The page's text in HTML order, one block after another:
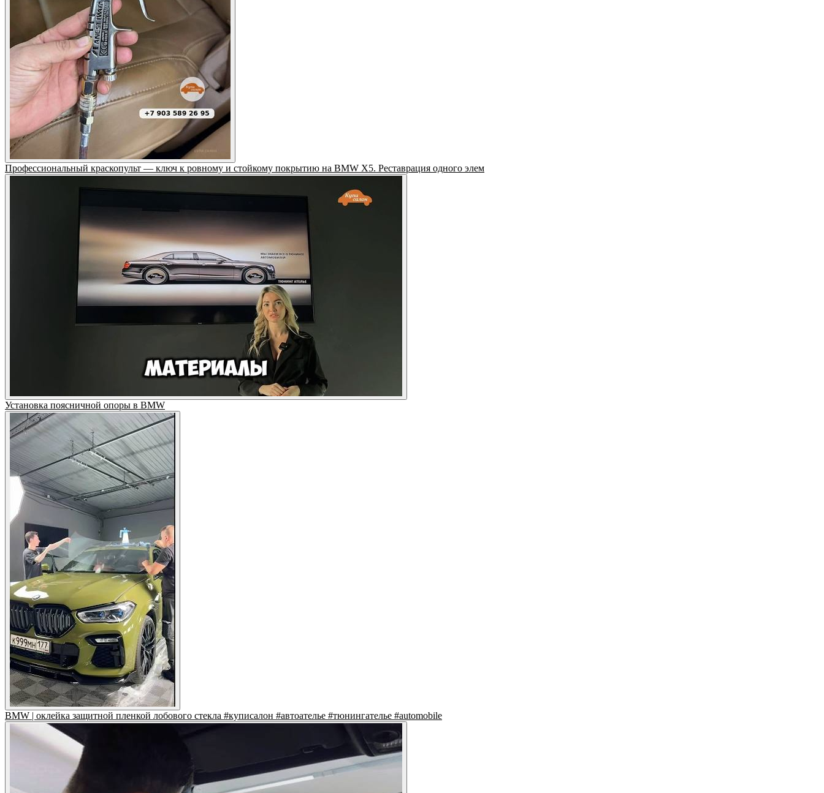
Профессиональный краскопульт — ключ к ровному и стойкому покрытию на BMW X5. Реставрация одного элем
Установка поясничной опоры в BMW
BMW | оклейка защитной пленкой лобового стекла #куписалон #автоателье #тюнингателье #automobile